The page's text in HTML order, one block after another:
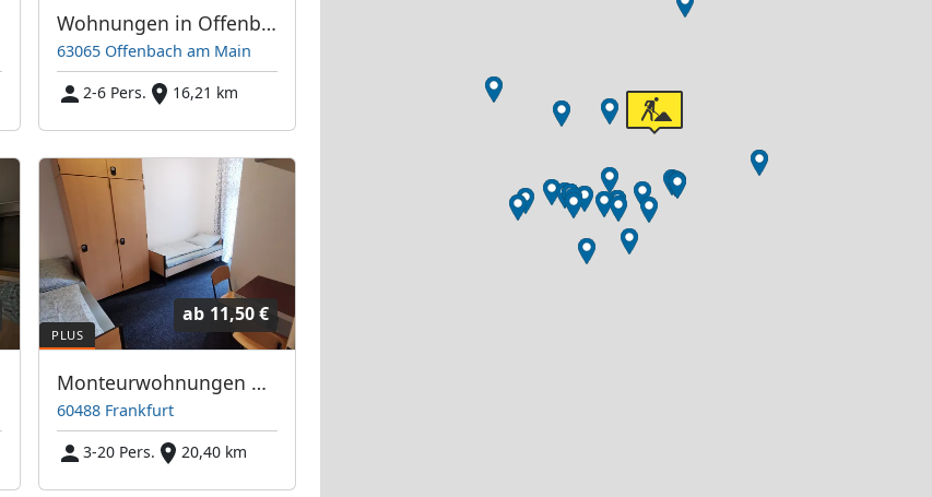
Wohnungen in Offenbach, Frankfurt, Hanau und Umgebung
63065 Offenbach am Main
2-6 Pers.
16,21 km
ab 11,50 €
Monteurwohnungen an der Frankfurter Messe / Hauptbahnhof
60488 Frankfurt
3-20 Pers.
20,40 km